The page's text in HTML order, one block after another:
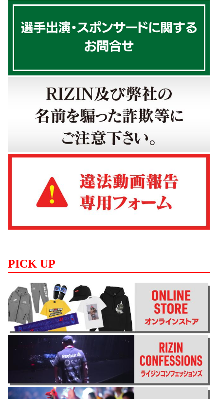
PICK UP